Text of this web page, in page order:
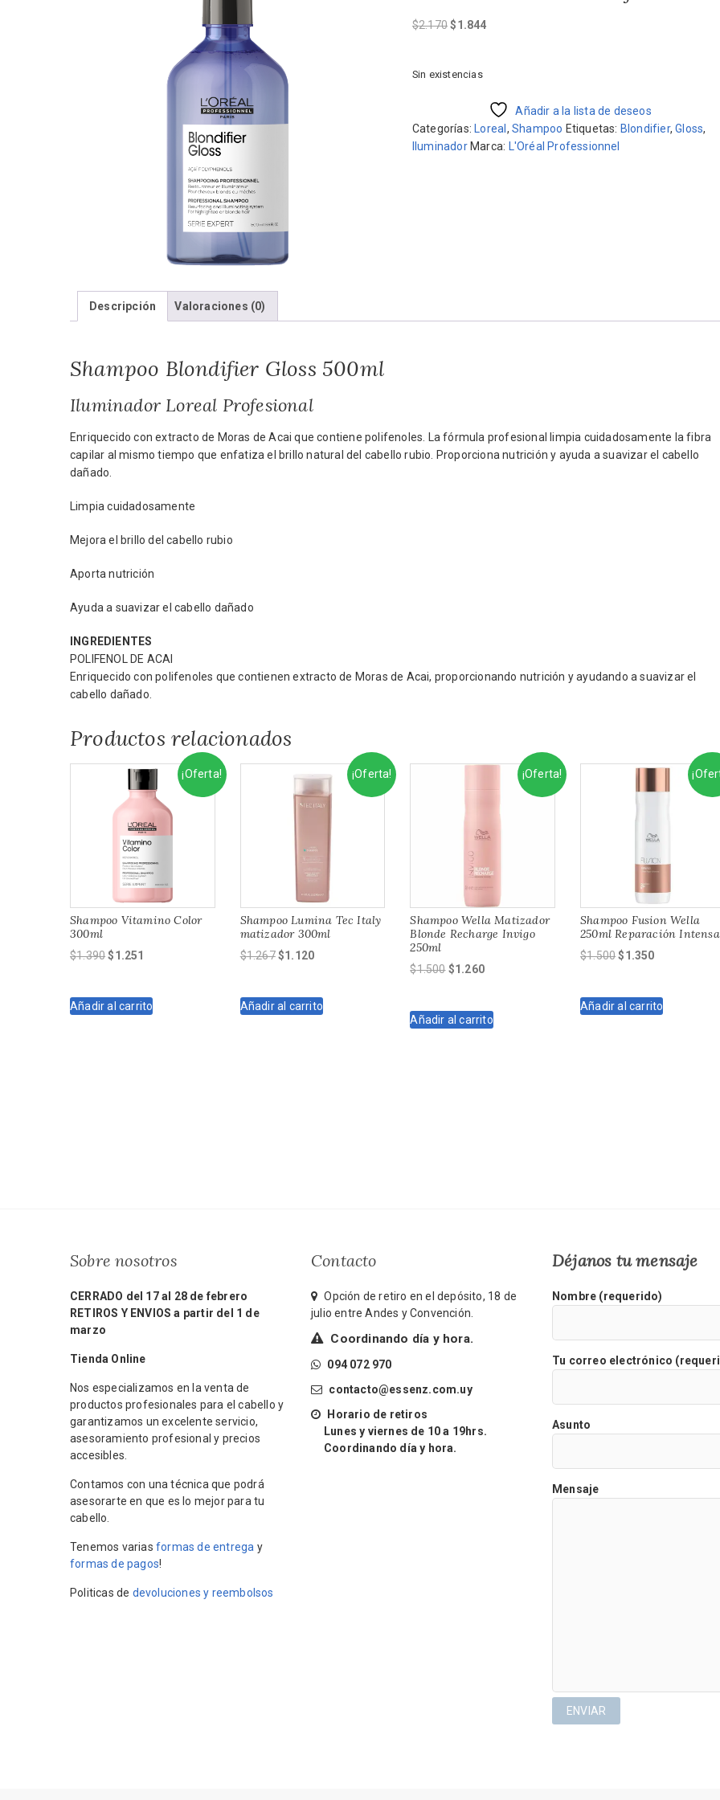
$2.170El
era:
$1.844El
Sin existencias
Añadir a la lista de deseos
Categorías:
Loreal , Shampoo Etiquetas: Blondifier,Gloss,
Iluminador Marca: L'Oréal Professionnel
Descripción Valoraciones (0)
Shampoo Blondifier Gloss 500ml
Iluminador Loreal Profesional
Enriquecido con extracto de Moras de Acai que contiene polifenoles. La fórmula profesional limpia cuidadosamente la fibra
capilar al mismo tiempo que enfatiza el brillo natural del cabello rubio. Proporciona nutrición y ayuda a suavizar el cabello
dañado.
Limpia cuidadosamente
Mejora el brillo del cabello rubio
Aporta nutrición
Ayuda a suavizar el cabello dañado
INGREDIENTES
POLIFENOL DE ACAI
Enriquecido con polifenoles que contienen extracto de Moras de Acai, proporcionando nutrición y ayudando a suavizar el
cabello dañado.
Productos relacionados
¡Oferta!
Shampoo Vitamino Color
300ml
$1.390El
era:
$1.251
es:
Añadir al carrito
¡Oferta!
Shampoo Lumina Tec Italy
matizador 300ml
$1.267El
era:
$1.120El
es:
Añadir al carrito
¡Oferta!
Shampoo Wella Matizador
Blonde Recharge Invigo
250ml
$1.500 El
era:
$1.260El
es:
Añadir al carrito
Shampoo Fusion Wella
250ml Reparación Intensa
$1.500El
era:
$1.350El
es:
Añadir al carrito
Sobre nosotros
CERRADO del 17 al 28 de febrero
RETIROS Y ENVIOS a partir del 1 de
marzo
Tienda Online
Nos especializamos en la venta de
productos profesionales para el cabello y
garantizamos un excelente servicio,
asesoramiento profesional y precios
accesibles.
Contamos con una técnica que podrá
asesorarte en que es lo mejor para tu
cabello.
Tenemos varias formas de entrega y
formas de pagos!
Politicas de devoluciones y reembolsos
Contacto
Opción de retiro en el depósito, 18 de
julio entre Andes y Convención.
Coordinando día y hora.
094 072 970
contacto@essenz.com.uy
Horario de retiros
Lunes y viernes de 10 a 19hrs.
Coordinando día y hora.
Déjanos tu mensaje
Nombre (requerido)
Tu correo electrónico
Asunto
Mensaje